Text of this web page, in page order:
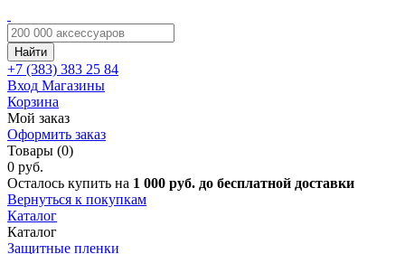
Найти
+7 (383) 383 25 84
Вход Магазины
Корзина
Мой заказ
Оформить заказ
Товары (0)
0 руб.
Осталось купить на 1 000 руб. до бесплатной доставки
Вернуться к покупкам
Каталог
Каталог
Защитные пленки